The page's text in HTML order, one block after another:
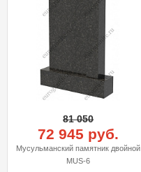
81 050
72 945 руб.
Мусульманский памятник двойной
MUS-6